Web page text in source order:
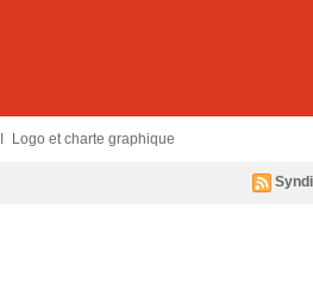
Logo et charte graphique